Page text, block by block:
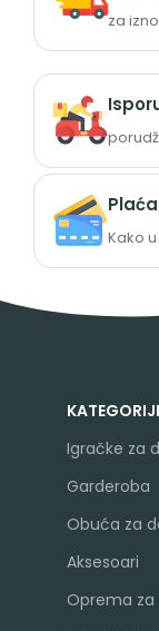
za
Kako
Igračke za
Garderoba
Obuća za
Aksesoari
Oprema za